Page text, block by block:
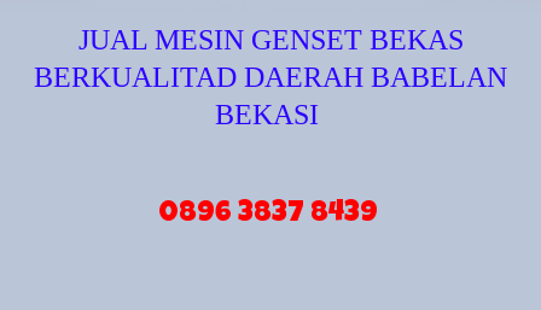
JUAL MESIN GENSET BEKAS
BERKUALITAD DAERAH BABELAN
BEKASI
0896 3837 8439